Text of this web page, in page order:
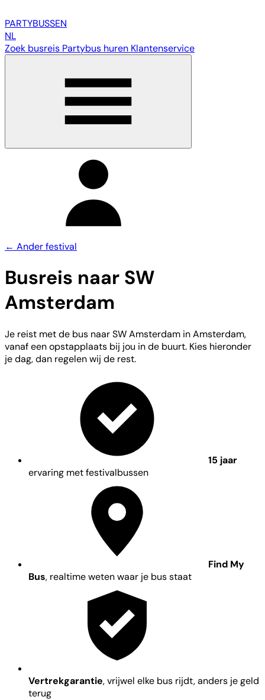
PARTYBUSSEN
NL
Zoek busreis Partybus huren Klantenservice
← Ander festival
Busreis naar SW
Amsterdam
Je reist met de bus naar SW Amsterdam in Amsterdam,
vanaf een opstapplaats bij jou in de buurt. Kies hieronder
je dag, dan regelen wij de rest.
15 jaar
ervaring met festivalbussen
Find My
Bus, realtime weten waar je bus staat
Vertrekgarantie, vrijwel elke bus rijdt, anders je geld
terug